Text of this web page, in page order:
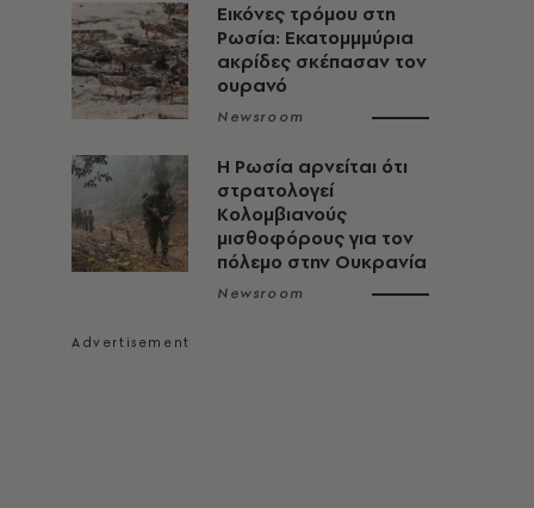
Εικόνες τρόμου στη
Ρωσία: Εκατομμμύρια
ακρίδες σκέπασαν τον
ουρανό
Newsroom
Η Ρωσία αρνείται ότι
στρατολογεί
Κολομβιανούς
μισθοφόρους για τον
πόλεμο στην Ουκρανία
Newsroom